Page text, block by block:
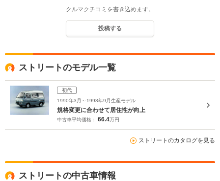
クルマクチコミを書き込めます。
投稿する
ストリートのモデル一覧
初代
1990年3月～1998年9月生産モデル
規格変更に合わせて居住性が向上
中古車平均価格： 66.4万円
ストリートのカタログを見る
ストリートの中古車情報